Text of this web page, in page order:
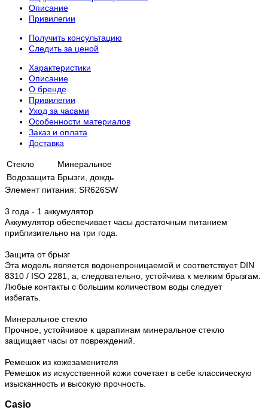
Описание
Привилегии
Получить консультацию
Следить за ценой
Характеристики
Описание
О бренде
Привилегии
Уход за часами
Особенности материалов
Заказ и оплата
Доставка
Стекло
Минеральное
Водозащита Брызги, дождь
Элемент питания: SR626SW
3 года - 1 аккумулятор
Аккумулятор обеспечивает часы достаточным питанием
приблизительно на три года.
Защита от брызг
Эта модель является водонепроницаемой и соответствует DIN
8310 / ISO 2281, а, следовательно, устойчива к мелким брызгам.
Любые контакты с большим количеством воды следует
избегать.
Минеральное стекло
Прочное, устойчивое к царапинам минеральное стекло
защищает часы от повреждений.
Ремешок из кожезаменителя
Ремешок из искусственной кожи сочетает в себе классическую
изысканность и высокую прочность.
Casio